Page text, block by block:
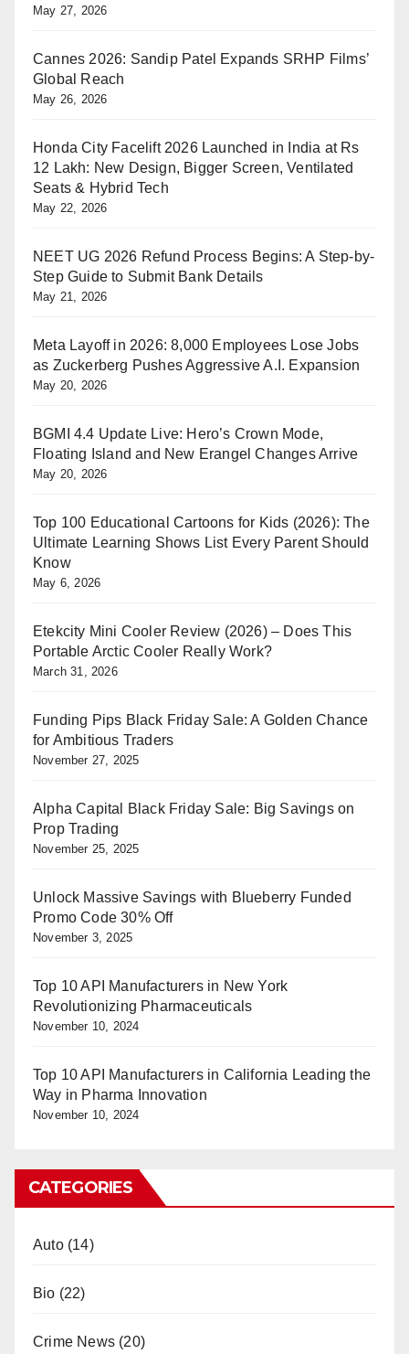
May 27, 2026
Cannes 2026: Sandip Patel Expands SRHP Films’
Global Reach
May 26, 2026
Honda City Facelift 2026 Launched in India at Rs
12 Lakh: New Design, Bigger Screen, Ventilated
Seats & Hybrid Tech
May 22, 2026
NEET UG 2026 Refund Process Begins: A Step-by-
Step Guide to Submit Bank Details
May 21, 2026
Meta Layoff in 2026: 8,000 Employees Lose Jobs
as Zuckerberg Pushes Aggressive A.I. Expansion
May 20, 2026
BGMI 4.4 Update Live: Hero’s Crown Mode,
Floating Island and New Erangel Changes Arrive
May 20, 2026
Top 100 Educational Cartoons for Kids (2026): The
Ultimate Learning Shows List Every Parent Should
Know
May 6, 2026
Etekcity Mini Cooler Review (2026) – Does This
Portable Arctic Cooler Really Work?
March 31, 2026
Funding Pips Black Friday Sale: A Golden Chance
for Ambitious Traders
November 27, 2025
Alpha Capital Black Friday Sale: Big Savings on
Prop Trading
November 25, 2025
Unlock Massive Savings with Blueberry Funded
Promo Code 30% Off
November 3, 2025
Top 10 API Manufacturers in New York
Revolutionizing Pharmaceuticals
November 10, 2024
Top 10 API Manufacturers in California Leading the
Way in Pharma Innovation
November 10, 2024
CATEGORIES
Auto(14)
Bio (22)
Crime News (20)